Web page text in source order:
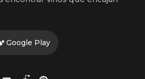
Google Play